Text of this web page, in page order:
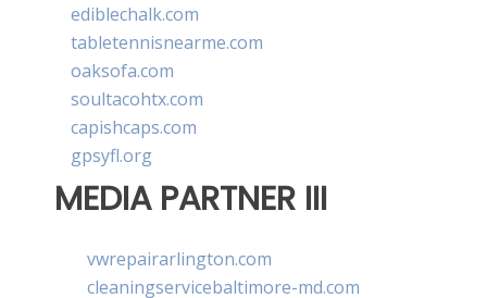
ediblechalk.com
tabletennisnearme.com
oaksofa.com
soultacohtx.com
capishcaps.com
gpsyfl.org
MEDIA PARTNER III
vwrepairarlington.com
cleaningservicebaltimore-md.com